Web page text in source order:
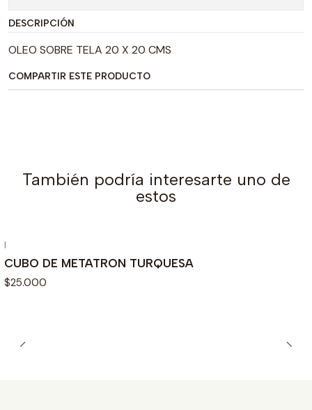
DESCRIPCIÓN
OLEO SOBRE TELA 20 X 20 CMS
COMPARTIR ESTE PRODUCTO
También podría interesarte uno de
estos
|
CUBO DE METATRON TURQUESA
$25.000